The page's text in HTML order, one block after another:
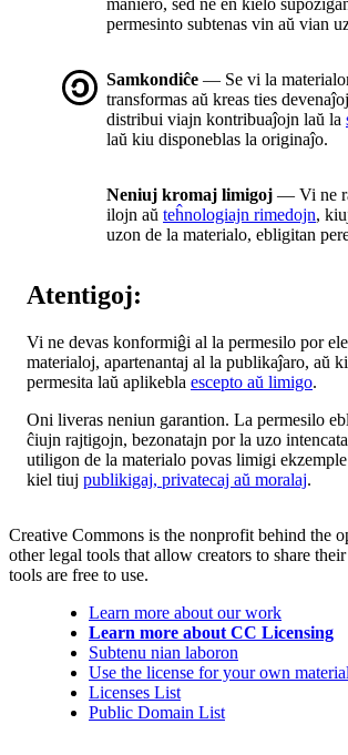
maniero, sed ne en kielo
permesinto subtenas vin aŭ vian
Samkondiĉe — Se vi la
transformas aŭ kreas ties
distribui viajn kontribuaĵojn laŭ la
laŭ kiu disponeblas la originaĵo.
Neniuj kromaj limigoj — Vi ne
ilojn aŭ teĥnologiajn rimedojn,
uzon de la materialo, ebligitan
Atentigoj:
Vi ne devas konformiĝi al la permesilo por
materialoj, apartenantaj al la publikaĵaro, aŭ
permesita laŭ aplikebla escepto aŭ limigo.
Oni liveras neniun garantion. La permesilo
ĉiujn rajtigojn, bezonatajn por la uzo
utiligon de la materialo povas limigi
kiel tiuj publikigaj, privatecaj aŭ moralaj.
Creative Commons is the nonprofit behind the
other legal tools that allow creators to share
tools are free to use.
Learn more about our work
Learn more about CC Licensing
Subtenu nian laboron
Use the license for your own
Licenses List
Public Domain List